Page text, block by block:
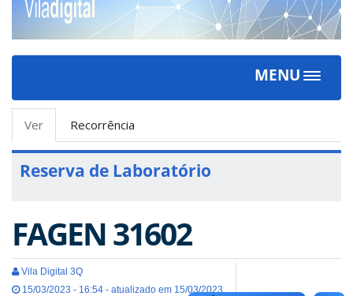
MENU
Toggle
Abas
primárias
Ver
ativa)
Recorrência
Reserva de Laboratório
FAGEN 31602
Vila Digital 3Q
15/03/2023 - 16:54 - atualizado em 15/03/2023